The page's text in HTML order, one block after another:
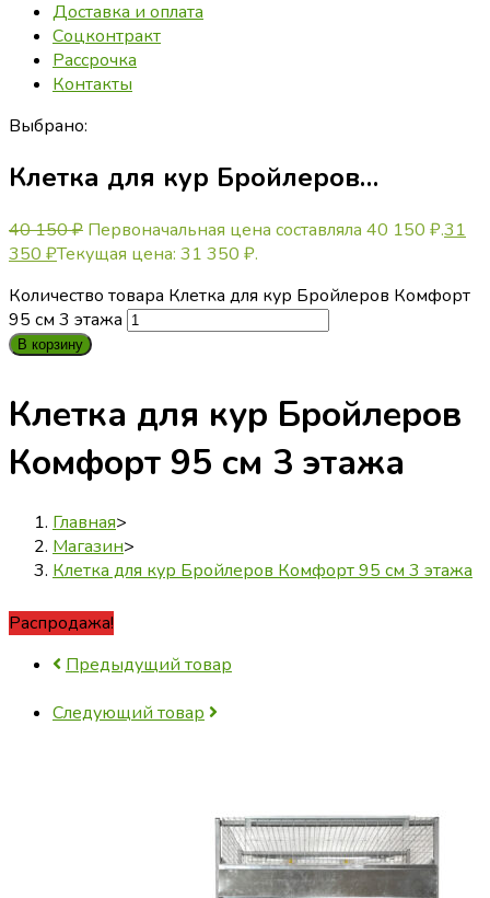
Доставка и оплата
Соцконтракт
Рассрочка
Контакты
Выбрано:
Клетка для кур Бройлеров…
40 150₽ Первоначальная цена составляла 40 150 ₽.31
350 ₽Текущая цена: 31 350 ₽.
Количество товара Клетка для кур Бройлеров Комфорт
95 см 3 этажа
В корзину
Клетка для кур Бройлеров
Комфорт 95 см 3 этажа
Главная>
Магазин>
Клетка для кур Бройлеров Комфорт 95 см 3 этажа
Распродажа!
Предыдущий товар
Следующий товар